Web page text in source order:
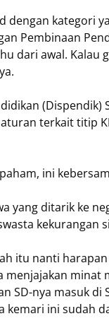
dengan kategori
Pembinaan
dari awal. Kalau
terkait titip
ini
yang ditarik ke
kekurangan
itu nanti
menjajakan
SD-nya masuk
kemari ini sudah